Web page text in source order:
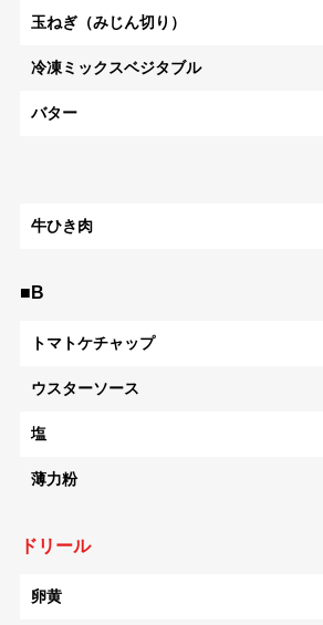
玉ねぎ（みじん切り）
冷凍ミックスベジタブル
バター
牛ひき肉
■B
トマトケチャップ
ウスターソース
塩
薄力粉
ドリール
卵黄